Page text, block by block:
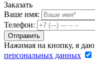
Заказать
Ваше имя:
Телефон:
Нажимая на кнопку, я даю
персональных данных